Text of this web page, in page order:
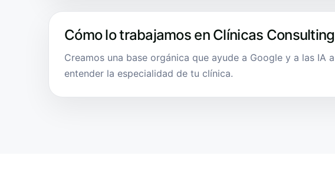
Cómo lo trabajamos en Clínicas Consulting
Creamos una base orgánica que ayude a Google y a las IA a
entender la especialidad de tu clínica.